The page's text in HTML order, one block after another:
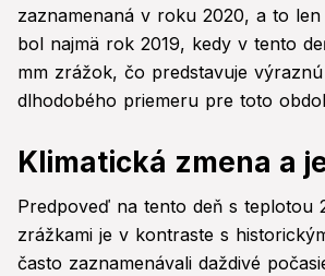
zaznamenaná v roku 2020, a to len
bol najmä rok 2019, kedy v tento
mm zrážok, čo predstavuje
dlhodobého priemeru pre toto
Klimatická zmena a
Predpoveď na tento deň s teplotou
zrážkami je v kontraste s
často zaznamenávali daždivé